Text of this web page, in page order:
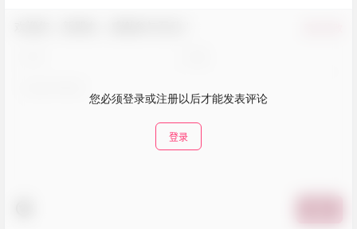
您必须登录或注册以后才能发表评论
登录